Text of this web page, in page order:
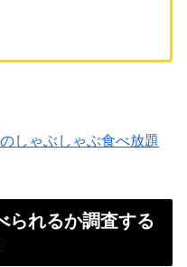
しゃぶしゃぶ食べ放題
られるか調査する